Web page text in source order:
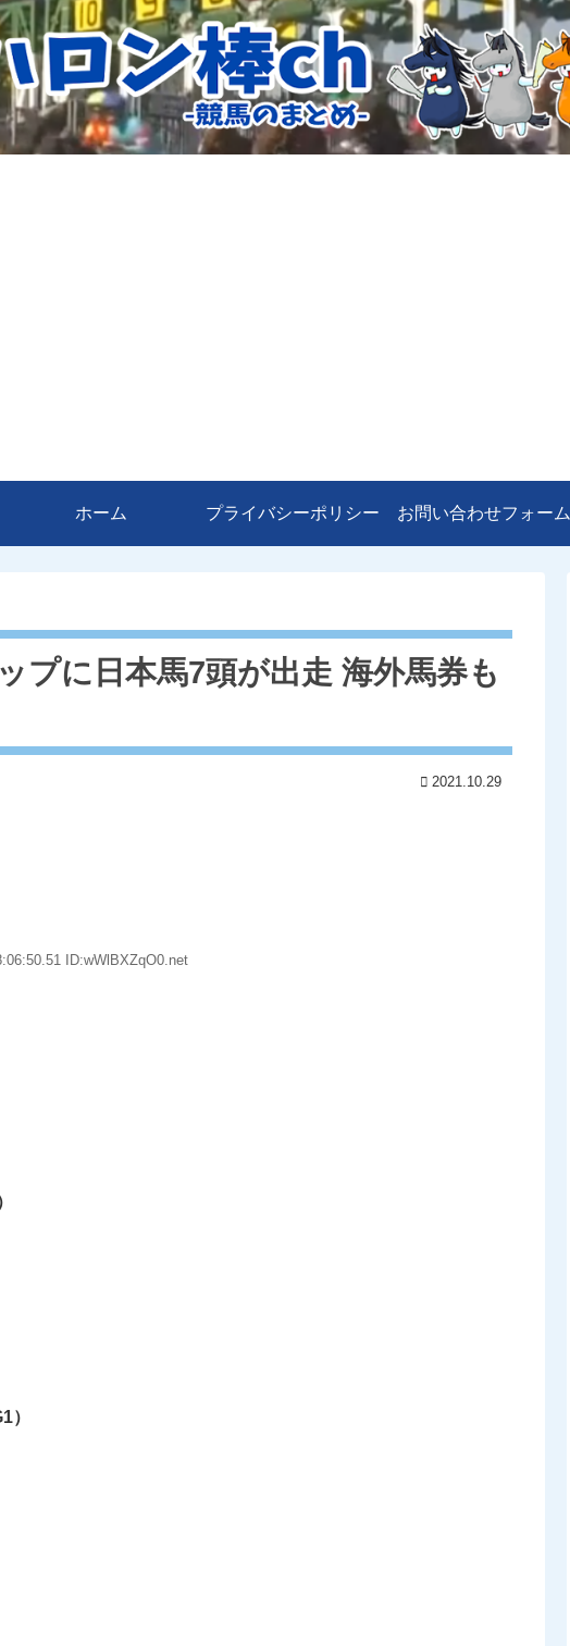
ホーム プライバシーポリシー お問い合わせフォーム
プに日本馬7頭が出走 海外馬券も
2021.10.29
ID:wWlBXZqO0.net
）